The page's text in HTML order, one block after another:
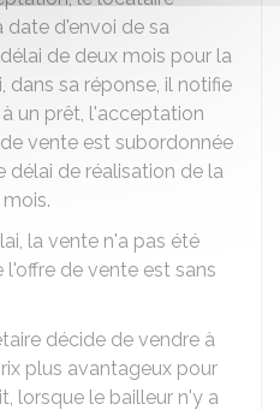
date d'envoi de sa
de deux mois pour la
dans sa réponse, il notifie
un prêt, l'acceptation
vente est subordonnée
délai de réalisation de la
la vente n'a pas été
de vente est sans
décide de vendre à
plus avantageux pour
lorsque le bailleur n'y a